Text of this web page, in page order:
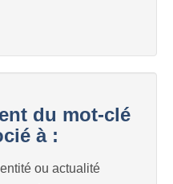
du mot-clé
à :
ou actualité